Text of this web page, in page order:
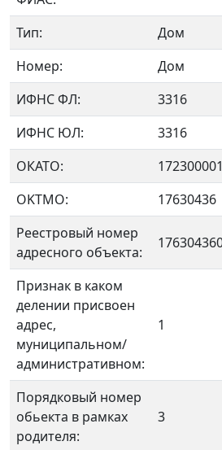
Тип:
Дом
Номер:
Дом
ИФНС ФЛ:
3316
ИФНС ЮЛ:
3316
ОКАТО:
OKTMO:
17630436
Реестровый номер
адресного объекта:
Признак в каком
делении присвоен
адрес,
муниципальном/
административном:
1
Порядковый номер
обьекта в рамках
родителя:
3